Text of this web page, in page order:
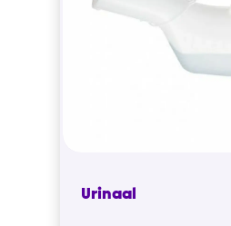
Urinaal